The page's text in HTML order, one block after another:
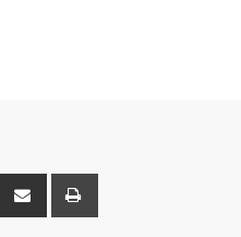
Reddit
Share